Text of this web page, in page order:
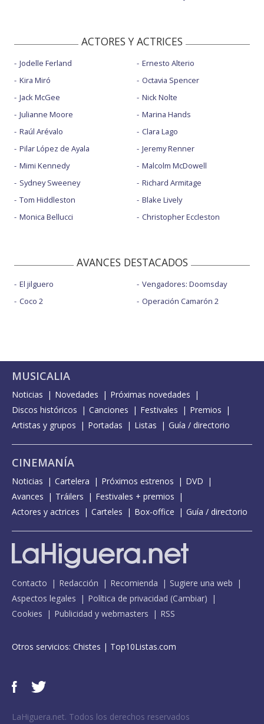
ACTORES Y ACTRICES
Jodelle Ferland
Kira Miró
Jack McGee
Julianne Moore
Raúl Arévalo
Pilar López de Ayala
Mimi Kennedy
Sydney Sweeney
Tom Hiddleston
Monica Bellucci
Ernesto Alterio
Octavia Spencer
Nick Nolte
Marina Hands
Clara Lago
Jeremy Renner
Malcolm McDowell
Richard Armitage
Blake Lively
Christopher Eccleston
AVANCES DESTACADOS
El jilguero
Coco 2
Vengadores: Doomsday
Operación Camarón 2
MUSICALIA
Noticias Novedades
Próximas novedades
Discos históricos
Canciones Festivales
Premios
Artistas y grupos
Portadas Listas Guía / directorio
CINEMANÍA
Noticias Cartelera Próximos estrenos
DVD
Avances
Tráilers
Festivales + premios
Actores y actrices
Carteles Box-office Guía / directorio
Contacto Redacción Recomienda
Sugiere una web
Aspectos legales
Política de privacidad (Cambiar)
Cookies
Publicidad y webmasters RSS
Otros servicios: Chistes | Top10Listas.com
LaHiguera.net. Todos los derechos reservados